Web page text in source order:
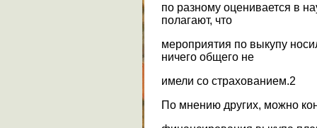
по разному оценивается в
полагают, что
мероприятия по выкупу
ничего общего не
имели со страхованием.2
По мнению других, можно